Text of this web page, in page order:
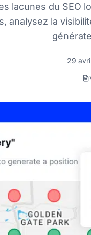
lacunes du SEO
analysez la
29